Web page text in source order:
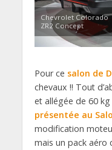
Chevrolet Colorado
ZR2 Concept
Pour ce salon de
chevaux !! Tout
et allégée de 60 kg
présentée au
modification
mais un pack aéro